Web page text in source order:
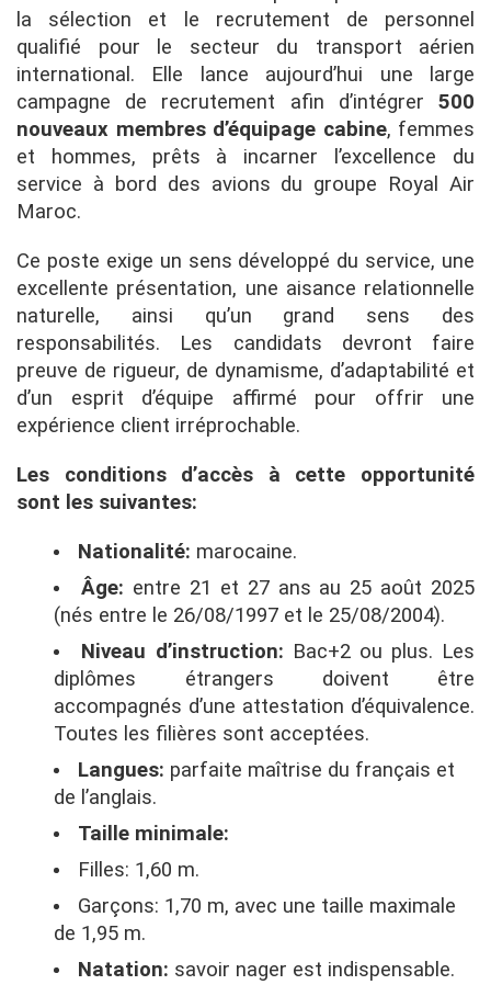
la sélection et le recrutement de personnel
qualifié pour le secteur du transport aérien
international. Elle lance aujourd’hui une large
campagne de recrutement afin d’intégrer 500
nouveaux membres d’équipage cabine, femmes
et hommes, prêts à incarner l’excellence du
service à bord des avions du groupe Royal Air
Maroc.
Ce poste exige un sens développé du service, une
excellente présentation, une aisance relationnelle
naturelle, ainsi qu’un grand sens des
responsabilités. Les candidats devront faire
preuve de rigueur, de dynamisme, d’adaptabilité et
d’un esprit d’équipe affirmé pour offrir une
expérience client irréprochable.
Les conditions d’accès à cette opportunité
sont les suivantes:
Nationalité: marocaine.
Âge: entre 21 et 27 ans au 25 août 2025
(nés entre le 26/08/1997 et le 25/08/2004).
Niveau d’instruction: Bac+2 ou plus. Les
diplômes étrangers doivent être
accompagnés d’une attestation d’équivalence.
Toutes les filières sont acceptées.
Langues: parfaite maîtrise du français et
de l’anglais.
Taille minimale:
Filles: 1,60 m.
Garçons: 1,70 m, avec une taille maximale
de 1,95 m.
Natation: savoir nager est indispensable.